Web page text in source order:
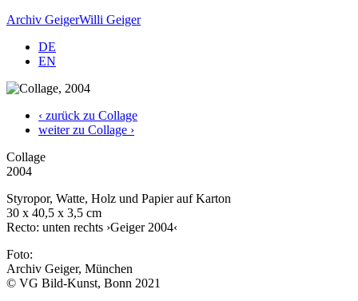
Archiv GeigerWilli Geiger
DE
EN
‹ zurück zu Collage
weiter zu Collage ›
Collage
2004
Styropor, Watte, Holz und Papier auf Karton
30 x 40,5 x 3,5 cm
Recto: unten rechts ›Geiger 2004‹
Foto:
Archiv Geiger, München
© VG Bild-Kunst, Bonn 2021